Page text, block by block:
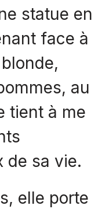
statue en
face à
au
tient à me
de sa vie.
elle porte